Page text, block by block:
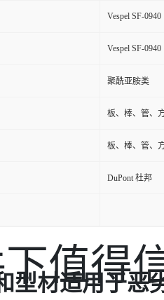
Vespel SF-0940
Vespel SF-0940
聚酰亚胺类
板、棒、管、
板、棒、管、
DuPont 杜邦
值得
型材适用于恶